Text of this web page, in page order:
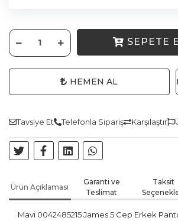
SEPETE
HEMEN AL
Tavsiye Et Telefonla Sipariş Karşılaştır
Ürün Açıklaması
Garanti ve
Teslimat
Taksit
Mavi 0042485215 James 5 Cep Erkek